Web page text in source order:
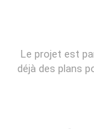
Le projet est
déjà des plans